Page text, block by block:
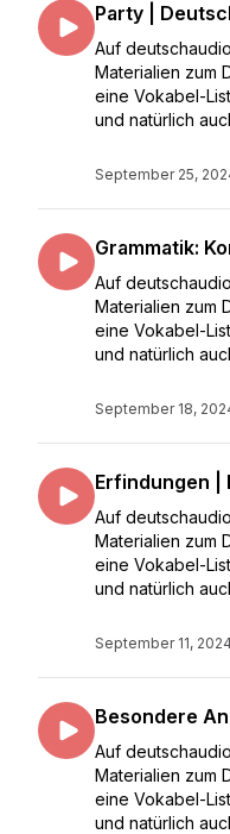
Party |
Auf
Materialien zum
eine Vokabel-
und natürlich
September 25,
Grammatik:
Auf
Materialien zum
eine Vokabel-
und natürlich
September 18,
Erfindungen |
Auf
Materialien zum
eine Vokabel-
und natürlich
September 11, 2024
Besondere
Auf
Materialien zum
eine Vokabel-
und natürlich